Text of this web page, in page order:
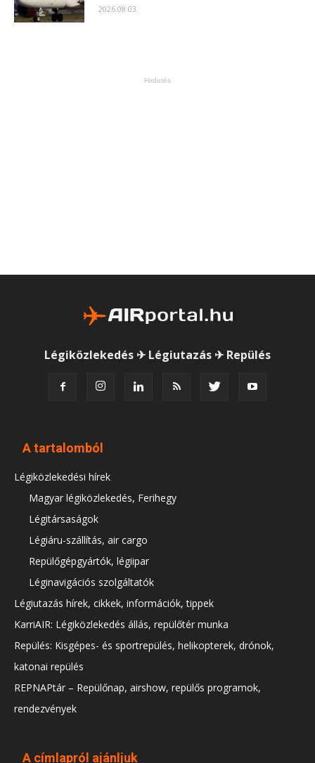
2026.08.03.
Hirdetés
Légiközlekedés ✈ Légiutazás ✈ Repülés
A tartalomból
Légiközlekedési hírek
Magyar légiközlekedés, Ferihegy
Légitársaságok
Légiáru-szállítás, air cargo
Repülőgépgyártók, légiipar
Léginavigációs szolgáltatók
Légiutazás hírek, cikkek, információk, tippek
KarriAIR: Légiközlekedés állás, repülőtér munka
Repülés: Kisgépes- és sportrepülés, helikopterek, drónok,
katonai repülés
REPNAPtár – Repülőnap, airshow, repülős programok,
rendezvények
A címlapról ajánljuk